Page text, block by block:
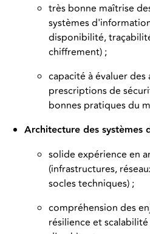
très bonne maîtrise
systèmes
disponibilité,
chiffrement) ;
capacité à évaluer
prescriptions de
bonnes pratiques du
Architecture des systèmes
solide expérience en
(infrastructures,
socles techniques) ;
compréhension des
résilience et